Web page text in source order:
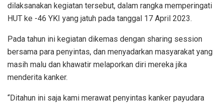
dilaksanakan kegiatan tersebut, dalam rangka memperingati
HUT ke -46 YKI yang jatuh pada tanggal 17 April 2023.
Pada tahun ini kegiatan dikemas dengan sharing session
bersama para penyintas, dan menyadarkan masyarakat yang
masih malu dan khawatir melaporkan diri mereka jika
menderita kanker.
“Ditahun ini saja kami merawat penyintas kanker payudara